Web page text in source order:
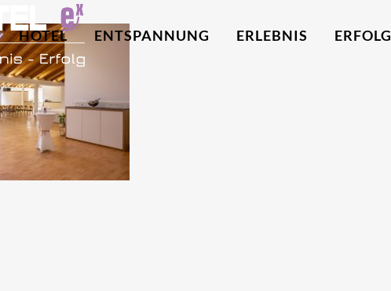
HOTEL ENTSPANNUNG ERLEBNIS ERFOLG